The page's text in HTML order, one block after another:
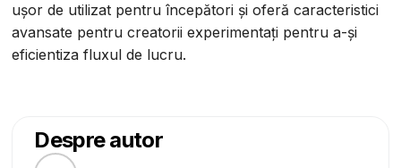
ușor de utilizat pentru începători și oferă caracteristici
avansate pentru creatorii experimentați pentru a-și
eficientiza fluxul de lucru.
Despre autor